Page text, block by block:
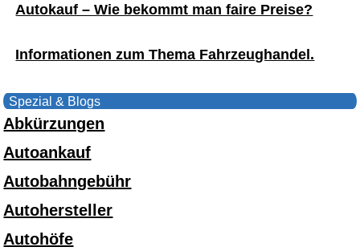
Autokauf – Wie bekommt man faire Preise?
Informationen zum Thema Fahrzeughandel.
Spezial & Blogs
Abkürzungen
Autoankauf
Autobahngebühr
Autohersteller
Autohöfe